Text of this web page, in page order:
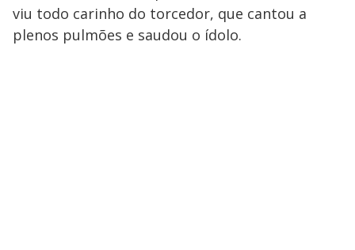
viu todo carinho do torcedor, que cantou a
plenos pulmões e saudou o ídolo.